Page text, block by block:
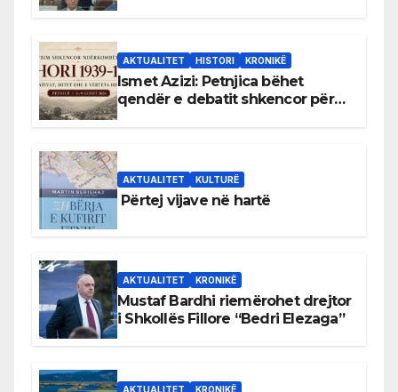
AKTUALITET HISTORI KRONIKË
Ismet Azizi: Petnjica bëhet
qendër e debatit shkencor për
AKTUALITET KULTURË
Përtej vijave në hartë
AKTUALITET KRONIKË
Mustaf Bardhi riemërohet drejtor
i Shkollës Fillore “Bedri Elezaga”
AKTUALITET KRONIKË